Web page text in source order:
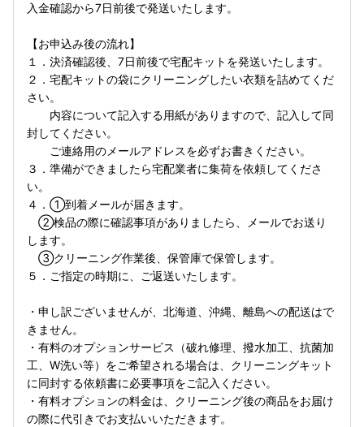
入金確認から7日前後で発送いたします。
【お申込み後の流れ】
１．決済確認後、7日前後で宅配キットを発送いたします。
２．宅配キットの袋にクリーニングしたい衣類を詰めてくだ
さい。
内容について記入する用紙がありますので、記入して同
封してください。
ご連絡用のメールアドレスを必ずお書きください。
３．準備ができましたら宅配業者に集荷を依頼してくださ
い。
４．①到着メールが届きます。
②検品の際に確認事項がありましたら、メールでお送り
します。
③クリーニング作業後、保管庫で保管します。
５．ご指定の時期に、ご返送いたします。
・申し訳ございませんが、北海道、沖縄、離島への配送はで
きません。
・有料のオプションサービス（破れ修理、撥水加工、抗菌加
工、W洗い等）をご希望される場合は、クリーニングキット
に同封する依頼書に必要事項をご記入ください。
・有料オプションの料金は、クリーニング後の商品をお届け
の際に代引きでお支払いいただきます。